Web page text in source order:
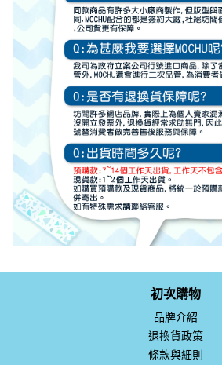
初次購物
品牌介紹
退換貨政策
條款與細則